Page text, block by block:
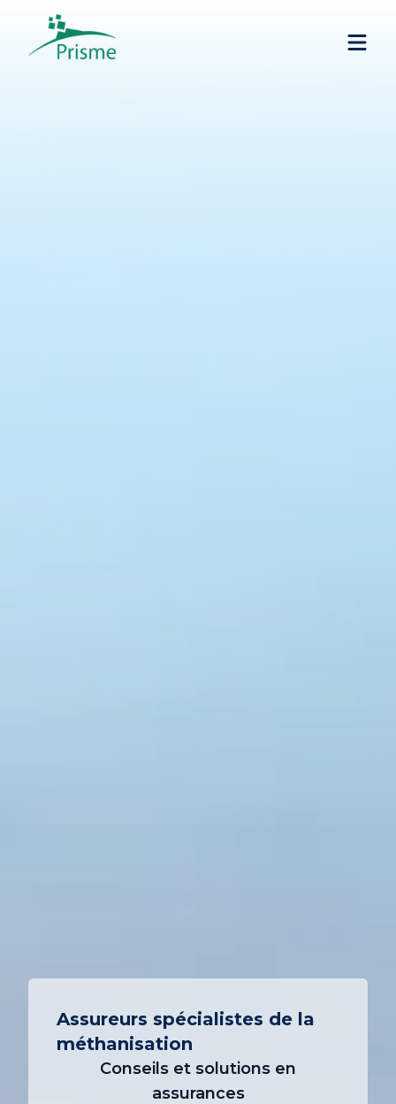
Assureurs spécialistes de la
méthanisation
Conseils et solutions en
assurances